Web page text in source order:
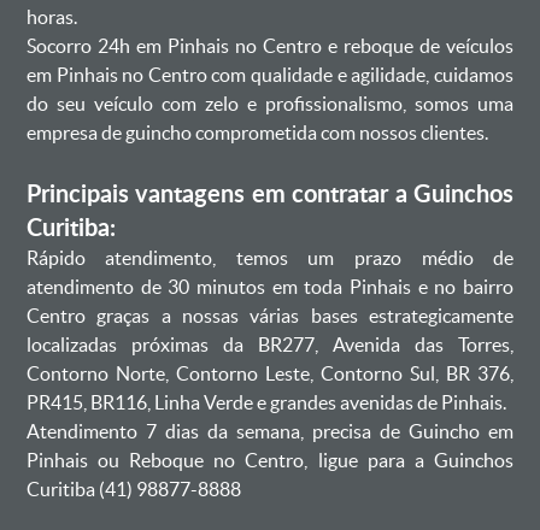
horas.
Socorro 24h em Pinhais no Centro e reboque de veículos
em Pinhais no Centro com qualidade e agilidade, cuidamos
do seu veículo com zelo e profissionalismo, somos uma
empresa de guincho comprometida com nossos clientes.
Principais vantagens em contratar a Guinchos
Curitiba:
Rápido atendimento, temos um prazo médio de
atendimento de 30 minutos em toda Pinhais e no bairro
Centro graças a nossas várias bases estrategicamente
localizadas próximas da BR277, Avenida das Torres,
Contorno Norte, Contorno Leste, Contorno Sul, BR 376,
PR415, BR116, Linha Verde e grandes avenidas de Pinhais.
Atendimento 7 dias da semana, precisa de Guincho em
Pinhais ou Reboque no Centro, ligue para a Guinchos
Curitiba (41) 98877-8888